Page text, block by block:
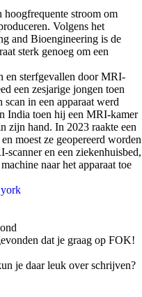
hoogfrequente stroom om
Volgens het
and Bioengineering is de
sterk genoeg om een
en sterfgevallen door MRI-
een zesjarige jongen toen
in een apparaat werd
India toen hij een MRI-kamer
zijn hand. In 2023 raakte een
moest ze geopereerd worden
scanner en een ziekenhuisbed,
naar het apparaat toe
dat je graag op FOK!
je daar leuk over schrijven?